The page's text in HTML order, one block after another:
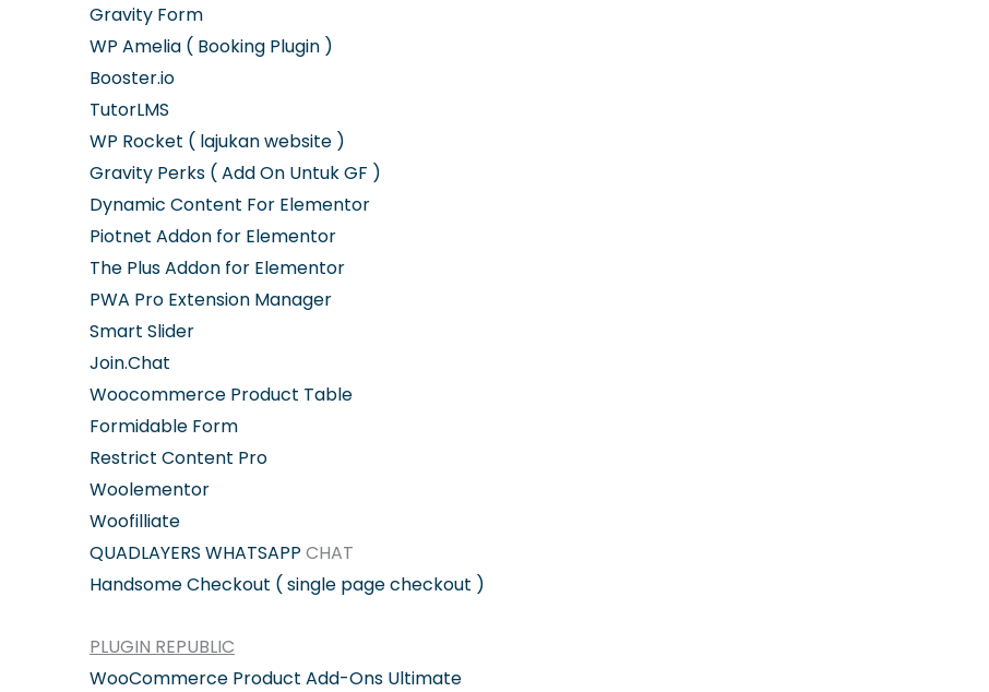
Gravity Form
WP Amelia ( Booking Plugin )
Booster.io
TutorLMS
WP Rocket ( lajukan website )
Gravity Perks ( Add On Untuk GF )
Dynamic Content For Elementor
Piotnet Addon for Elementor
The Plus Addon for Elementor
PWA Pro Extension Manager
Smart Slider
Join.Chat
Woocommerce Product Table
Formidable Form
Restrict Content Pro
Woolementor
Woofilliate
QUADLAYERS WHATSAPP CHAT
Handsome Checkout ( single page checkout )
PLUGIN REPUBLIC
WooCommerce Product Add-Ons Ultimate